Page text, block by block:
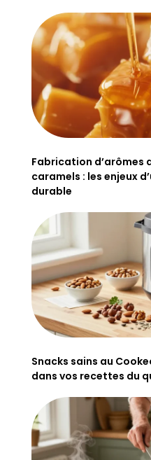
Fabrication d’arômes
caramels : les enjeux
durable
Snacks sains au
dans vos recettes du